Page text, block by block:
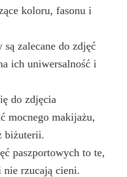
koloru, fasonu i
zalecane do zdjęć
ich uniwersalność i
do zdjęcia
mocnego makijażu,
biżuterii.
paszportowych to te,
rzucają cieni.